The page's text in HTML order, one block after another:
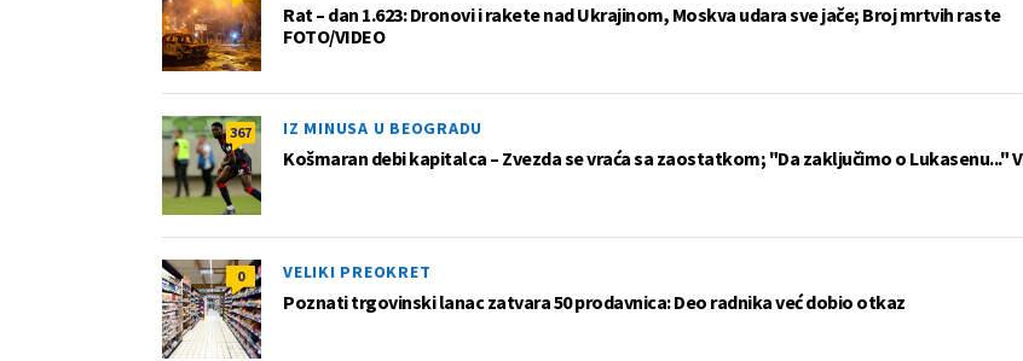
Rat – dan 1.623: Dronovi i rakete nad Ukrajinom, Moskva udara sve jače; Broj mrtvih raste
FOTO/VIDEO
367 IZ MINUSA U BEOGRADU
Košmaran debi kapitalca – Zvezda se vraća sa zaostatkom; "Da zaključimo o Lukasenu..."
0 VELIKI PREOKRET
Poznati trgovinski lanac zatvara 50 prodavnica: Deo radnika već dobio otkaz